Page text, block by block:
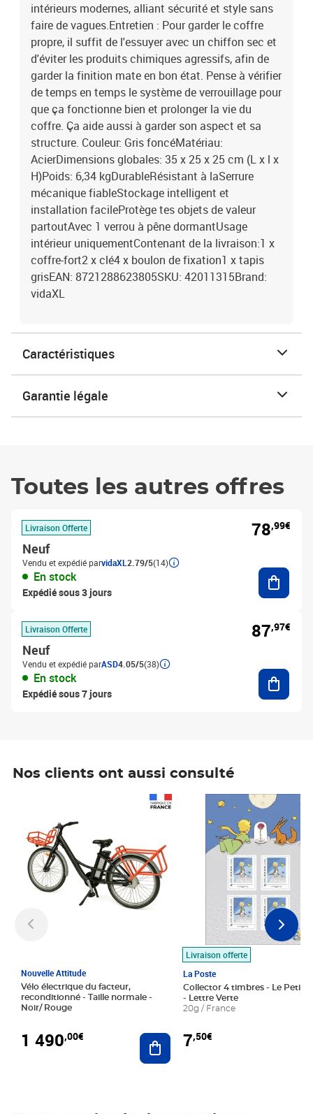
intérieurs modernes, alliant sécurité et style sans
faire de vagues.Entretien : Pour garder le coffre
propre, il suffit de l'essuyer avec un chiffon sec et
d'éviter les produits chimiques agressifs, afin de
garder la finition mate en bon état. Pense à vérifier
de temps en temps le système de verrouillage pour
que ça fonctionne bien et prolonger la vie du
coffre. Ça aide aussi à garder son aspect et sa
structure. Couleur: Gris foncéMatériau:
AcierDimensions globales: 35 x 25 x 25 cm (L x l x
H)Poids: 6,34 kgDurableRésistant à laSerrure
mécanique fiableStockage intelligent et
installation facileProtège tes objets de valeur
partoutAvec 1 verrou à pêne dormantUsage
intérieur uniquementContenant de la livraison:1 x
coffre-fort2 x clé4 x boulon de fixation1 x tapis
grisEAN: 8721288623805SKU: 42011315Brand:
vidaXL
Caractéristiques
Garantie légale
Toutes les autres offres
Livraison Offerte
Neuf
Vendu et expédié parvidaXL 2.79/5(14)
En stock
Expédié sous 3 jours
78,99€
Livraison Offerte
Neuf
Vendu et expédié parASD4.05/5(38)
En stock
Expédié sous 7 jours
87,97€
Nos clients ont aussi consulté
Nouvelle Attitude
Vélo électrique du facteur,
reconditionné - Taille normale -
Noir/ Rouge
1 490,00€ Ajouter au panier
Livraison offerte
La Poste
Collector 4 timbres - Le Petit
- Lettre Verte
20g / France
7,50€
Prix 7,50€